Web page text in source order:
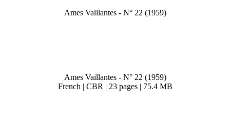
Ames Vaillantes - N° 22 (1959)
Ames Vaillantes - N° 22 (1959)
French | CBR | 23 pages | 75.4 MB